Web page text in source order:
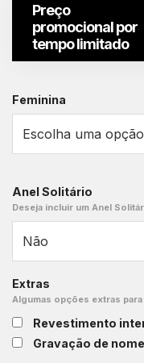
Preço
promocional por
tempo limitado
Feminina
Anel Solitário
Deseja incluir um Anel
Extras
Algumas opções extras
Revestimento
Gravação de